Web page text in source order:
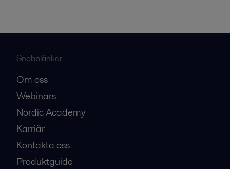
Snabblänkar
Om oss
Webinars
Nordic Academy
Karriär
Kontakta oss
Produktguide